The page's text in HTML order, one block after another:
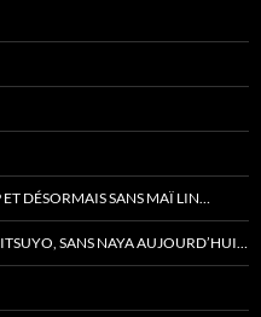
DÉSORMAIS SANS MAÏ LIN…
SANS NAYA AUJOURD’HUI…